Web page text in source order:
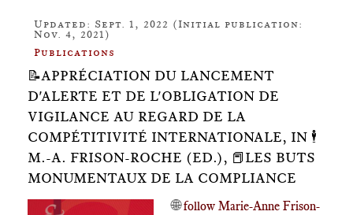
Updated: Sept. 1, 2022 (Initial publication:
Nov. 4, 2021)
Publications
📝APPRÉCIATION DU LANCEMENT
D'ALERTE ET DE L'OBLIGATION DE
VIGILANCE AU REGARD DE LA
COMPÉTITIVITÉ INTERNATIONALE, IN 🕴️
M.-A. FRISON-ROCHE (ED.), 📕LES BUTS
MONUMENTAUX DE LA COMPLIANCE
🌐 follow Marie-Anne Frison-